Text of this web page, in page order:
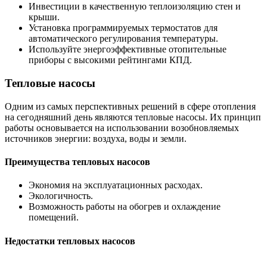
Инвестиции в качественную теплоизоляцию стен и
крыши.
Установка программируемых термостатов для
автоматического регулирования температуры.
Используйте энергоэффективные отопительные
приборы с высокими рейтингами КПД.
Тепловые насосы
Одним из самых перспективных решений в сфере отопления
на сегодняшний день являются тепловые насосы. Их принцип
работы основывается на использовании возобновляемых
источников энергии: воздуха, воды и земли.
Преимущества тепловых насосов
Экономия на эксплуатационных расходах.
Экологичность.
Возможность работы на обогрев и охлаждение
помещений.
Недостатки тепловых насосов